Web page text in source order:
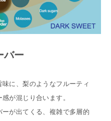
バー
に、梨のようなフルーティ
が混じり合います。
が出てくる、複雑で多層的